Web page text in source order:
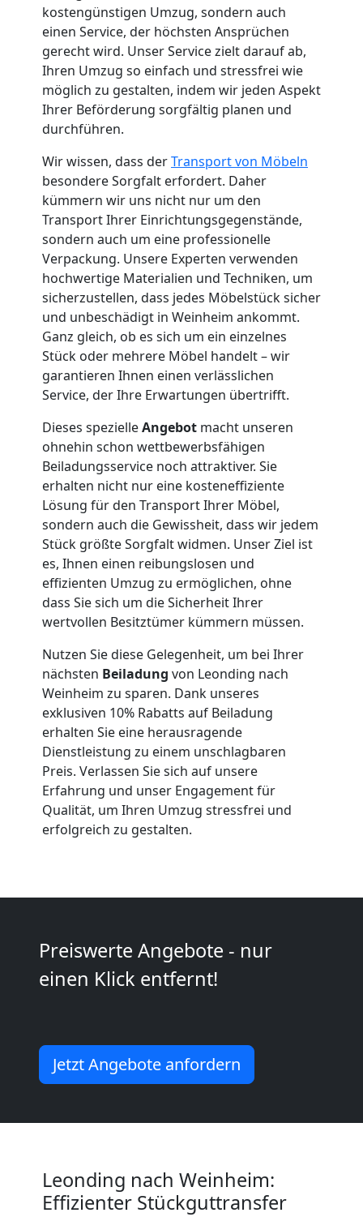
kostengünstigen Umzug, sondern auch
einen Service, der höchsten Ansprüchen
gerecht wird. Unser Service zielt darauf ab,
Ihren Umzug so einfach und stressfrei wie
möglich zu gestalten, indem wir jeden Aspekt
Ihrer Beförderung sorgfältig planen und
durchführen.
Wir wissen, dass derTransport von Möbeln
besondere Sorgfalt erfordert. Daher
kümmern wir uns nicht nur um den
Transport Ihrer Einrichtungsgegenstände,
sondern auch um eine professionelle
Verpackung. Unsere Experten verwenden
hochwertige Materialien und Techniken, um
sicherzustellen, dass jedes Möbelstück sicher
und unbeschädigt in Weinheim ankommt.
Ganz gleich, ob es sich um ein einzelnes
Stück oder mehrere Möbel handelt – wir
garantieren Ihnen einen verlässlichen
Service, der Ihre Erwartungen übertrifft.
Dieses spezielleAngebot macht unseren
ohnehin schon wettbewerbsfähigen
Beiladungsservice noch attraktiver. Sie
erhalten nicht nur eine kosteneffiziente
Lösung für den Transport Ihrer Möbel,
sondern auch die Gewissheit, dass wir jedem
Stück größte Sorgfalt widmen. Unser Ziel ist
es, Ihnen einen reibungslosen und
effizienten Umzug zu ermöglichen, ohne
dass Sie sich um die Sicherheit Ihrer
wertvollen Besitztümer kümmern müssen.
Nutzen Sie diese Gelegenheit, um bei Ihrer
nächsten Beiladung von Leonding nach
Weinheim zu sparen. Dank unseres
exklusiven 10% Rabatts auf Beiladung
erhalten Sie eine herausragende
Dienstleistung zu einem unschlagbaren
Preis. Verlassen Sie sich auf unsere
Erfahrung und unser Engagement für
Qualität, um Ihren Umzug stressfrei und
erfolgreich zu gestalten.
Preiswerte Angebote - nur
einen Klick entfernt!
Jetzt Angebote anfordern
Leonding nach Weinheim:
Effizienter Stückguttransfer
Küchenumzug
Leonding
Umzug
und
Lagerung
Leonding
Full-
Service-
Umzug
Leonding
Qualitäts-
Umzüge
Leonding
Vereinsumzug
Leonding
Anfrage
Möbeltransport
National
Möbeltransport
International
National
Internationaler